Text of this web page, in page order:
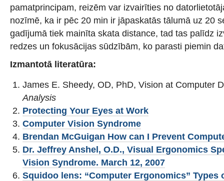
pamatprincipam, reizēm var izvairīties no
nozīmē, ka ir pēc 20 min ir jāpaskatās tālumā uz 20
gadījumā tiek mainīta skata distance, tad tas palīdz
redzes un fokusācijas sūdzībām, ko parasti piemin
Izmantotā literatūra:
James E. Sheedy, OD, PhD, Vision at Computer
Analysis
Protecting Your Eyes at Work
Computer Vision Syndrome
Brendan McGuigan How can I Prevent
Dr. Jeffrey Anshel, O.D., Visual Ergonomics
Vision Syndrome. March 12, 2007
Squidoo lens: “Computer Ergonomics” Types